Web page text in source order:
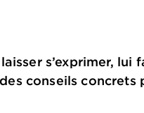
s’exprimer, lui
conseils concrets